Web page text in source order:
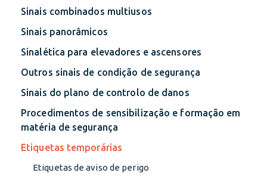
Sinais combinados multiusos
Sinais panorâmicos
Sinalética para elevadores e ascensores
Outros sinais de condição de segurança
Sinais do plano de controlo de danos
Procedimentos de sensibilização e formação em
matéria de segurança
Etiquetas temporárias
Etiquetas de aviso de perigo